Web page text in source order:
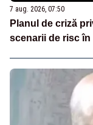
7 aug. 2026, 07:50
Planul de criză
scenarii de risc în